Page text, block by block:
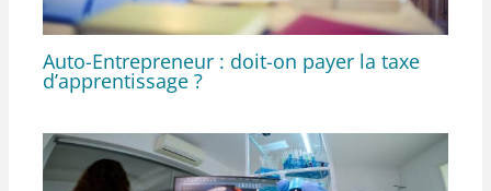
Auto-Entrepreneur : doit-on payer la taxe
d’apprentissage ?